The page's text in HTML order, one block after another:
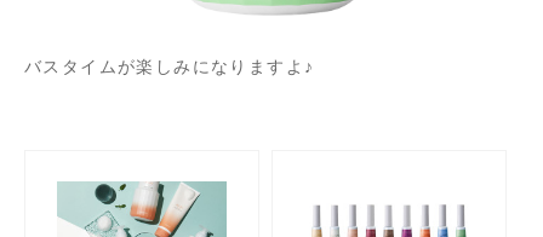
バスタイムが楽しみになりますよ♪